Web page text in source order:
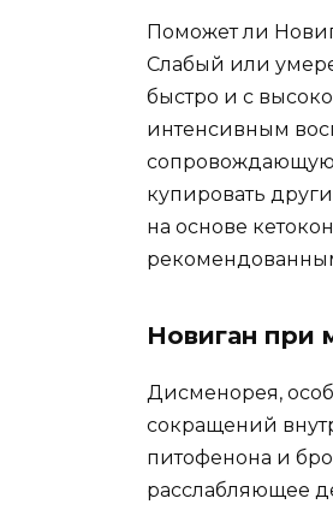
Поможет ли
Слабый или
быстро и с
интенсивным
купировать
на основе
Новиган при
Дисменорея,
сокращений
питофенона и
расслабляющее